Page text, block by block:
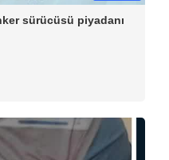
sürücüsü piyadanı